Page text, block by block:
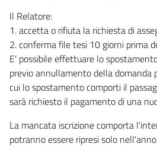
Il Relatore:
1. accetta o rifiuta la richiesta di
2. conferma file tesi 10 giorni prima
E' possibile effettuare lo
previo annullamento della domanda
cui lo spostamento comporti il
sarà richiesto il pagamento di una
La mancata iscrizione comporta
potranno essere ripresi solo